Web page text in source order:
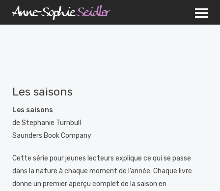
Les saisons
Les saisons
de Stephanie Turnbull
Saunders Book Company
Cette série pour jeunes lecteurs explique ce qui se passe
dans la nature à chaque moment de l’année. Chaque livre
donne un premier aperçu complet de la saison en